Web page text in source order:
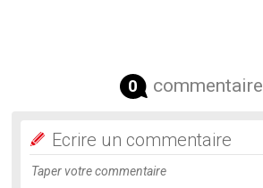
0 commentaire
Ecrire un commentaire